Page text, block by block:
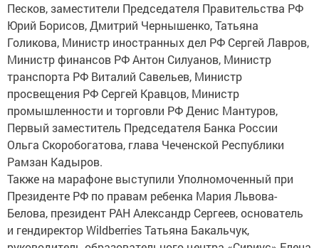
Песков, заместители Председателя Правительства РФ
Юрий Борисов, Дмитрий Чернышенко, Татьяна
Голикова, Министр иностранных дел РФ Сергей Лавров,
Министр финансов РФ Антон Силуанов, Министр
транспорта РФ Виталий Савельев, Министр
просвещения РФ Сергей Кравцов, Министр
промышленности и торговли РФ Денис Мантуров,
Первый заместитель Председателя Банка России
Ольга Скоробогатова, глава Чеченской Республики
Рамзан Кадыров.
Также на марафоне выступили Уполномоченный при
Президенте РФ по правам ребенка Мария Львова-
Белова, президент РАН Александр Сергеев, основатель
и гендиректор Wildberries Татьяна Бакальчук,